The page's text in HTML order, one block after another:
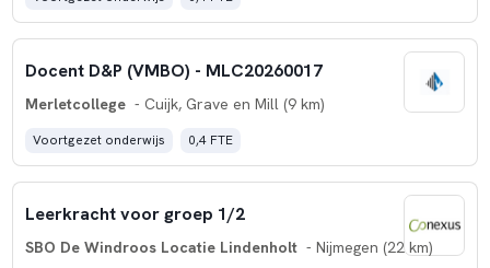
Docent D&P (VMBO) - MLC20260017
Merletcollege - Cuijk, Grave en Mill (9 km)
Voortgezet onderwijs 0,4 FTE
Leerkracht voor groep 1/2
SBO De Windroos Locatie Lindenholt - Nijmegen (22 km)